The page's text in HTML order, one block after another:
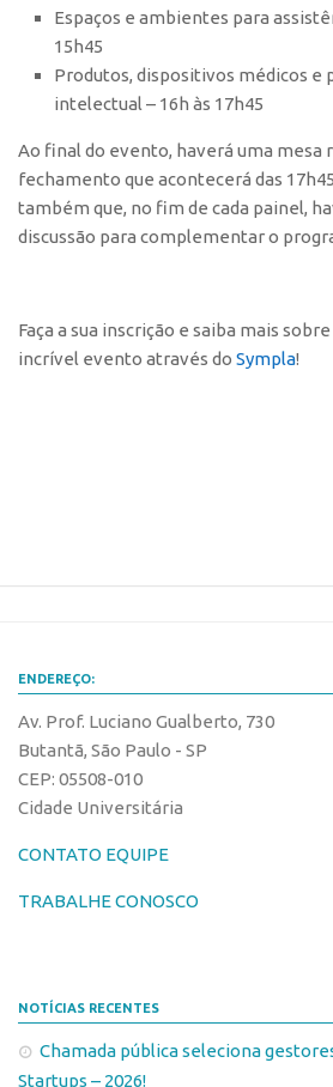
EMBRAPIIs
CEPIX
INCTs
PRPI/USP
Eventos
Propriedade Intelectual
Patentes
Marcas
Softwares
Cultivares
Como solicitar
Portal do Inventor
Espaços e ambientes para
15h45
Produtos, dispositivos médicos e
intelectual – 16h às 17h45
Ao final do evento, haverá uma mesa
fechamento que acontecerá das
também que, no fim de cada painel,
discussão para complementar o
Faça a sua inscrição e saiba mais
incrível evento através do Sympla!
ENDEREÇO:
Av. Prof. Luciano Gualberto, 730
Butantã, São Paulo - SP
CEP: 05508-010
Cidade Universitária
CONTATO EQUIPE
TRABALHE CONOSCO
NOTÍCIAS RECENTES
Chamada pública seleciona
Startups – 2026!